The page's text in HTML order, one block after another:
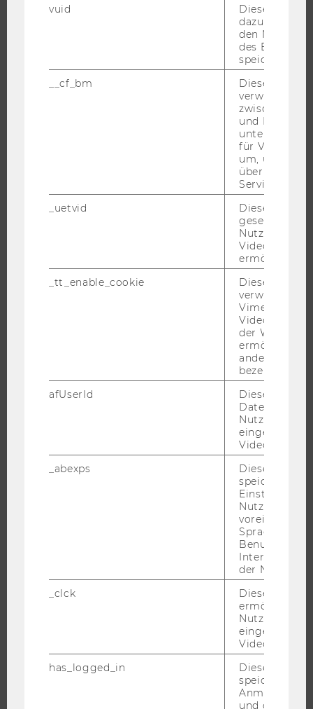
FORSCHENDE
WIRTSCHAFT UND GESELLSCHAFT
EVENTS ARCHIV
WELCOME SERVICES
WU COMMUNITY
vuid
Dieser
dazu
den
des
speichern.
__cf_bm
Dieses
verwendet,
zwischen
und Bots zu
für Vimeo
um, um
über die
Service zu
_uetvid
Dieses
gesetzt, um
Nutzung des
Videoplayers
ermöglichen
_tt_enable_cookie
Dieses
verwendet,
Vimeo-
der WU-
ermöglichen
andere nicht
bezeichnete
afUserId
Dieses
Daten von
Videos
_abexps
Dieses Cookie
speichert
Nutzer*in, zB.
Sprache,
der Nutzer*in
_clck
Dieses Cookie
ermöglicht
Nutzung des
Video Players
has_logged_in
Dieses Cookie
speichert
und ob sich